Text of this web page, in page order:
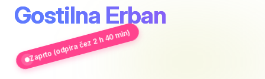
Gostilna Erban
Zaprto (odpira čez 2 h 40 min)